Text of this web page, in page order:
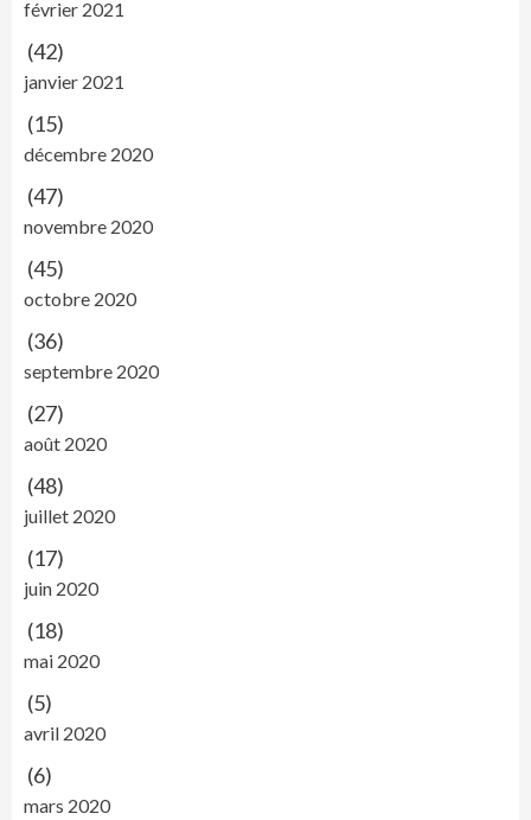
février 2021
(42)
janvier 2021
(15)
décembre 2020
(47)
novembre 2020
(45)
octobre 2020
(36)
septembre 2020
(27)
août 2020
(48)
juillet 2020
(17)
juin 2020
(18)
mai 2020
(5)
avril 2020
(6)
mars 2020